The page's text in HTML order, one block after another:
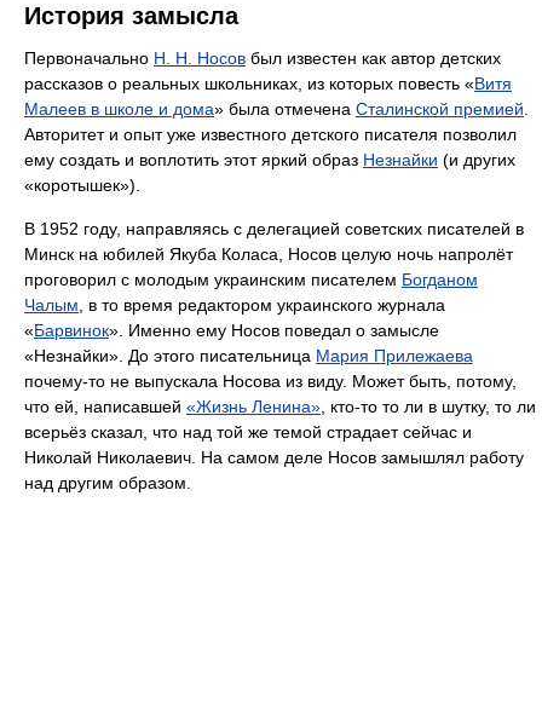
История замысла
Первоначально Н. Н. Носов был известен как автор детских
рассказов о реальных школьниках, из которых повесть «Витя
Малеев в школе и дома» была отмечена Сталинской премией
Авторитет и опыт уже известного детского писателя позволил
ему создать и воплотить этот яркий образ Незнайки (и других
«коротышек»).
В 1952 году, направляясь с делегацией советских писателей в
Минск на юбилей Якуба Коласа, Носов целую ночь напролёт
проговорил с молодым украинским писателем Богданом
Чалым , в то время редактором украинского журнала
«Барвинок». Именно ему Носов поведал о замысле
«Незнайки». До этого писательница Мария Прилежаева
почему-то не выпускала Носова из виду. Может быть, потому,
что ей, написавшей «Жизнь Ленина» , кто-то то ли в шутку, то ли
всерьёз сказал, что над той же темой страдает сейчас и
Николай Николаевич. На самом деле Носов замышлял работу
над другим образом.